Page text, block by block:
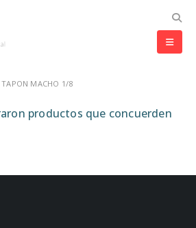
TAPON MACHO 1/8
productos que concuerden